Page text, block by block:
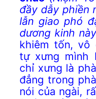
đầy dẫy phiền
lẫn giao phó
dương kinh này
khiêm tốn, vô
tự xưng mình
chỉ xưng là
đẳng trong
nói của ngài,